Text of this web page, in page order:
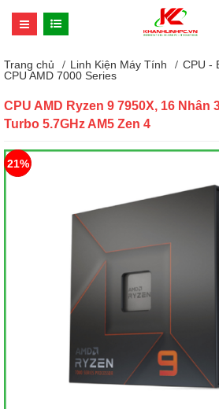
Trang chủ Linh Kiện Máy Tính
CPU -
CPU AMD 7000 Series
CPU AMD Ryzen 9 7950X, 16 Nhân
Turbo 5.7GHz AM5 Zen 4
21%